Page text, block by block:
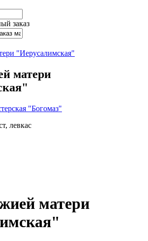
заказ
матери
"Богомаз"
левкас
матери